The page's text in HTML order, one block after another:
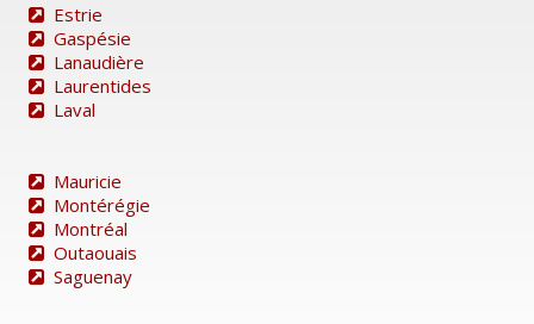
Estrie
Gaspésie
Lanaudière
Laurentides
Laval
Mauricie
Montérégie
Montréal
Outaouais
Saguenay